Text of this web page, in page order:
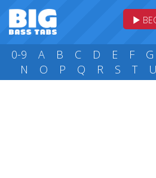
0-9 A B C D E F G
N
O P Q R S T U